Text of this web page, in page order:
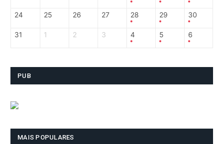
24 25 26 27 28 29 30
31 1 2 3 4 5 6
PUB
MAIS POPULARES